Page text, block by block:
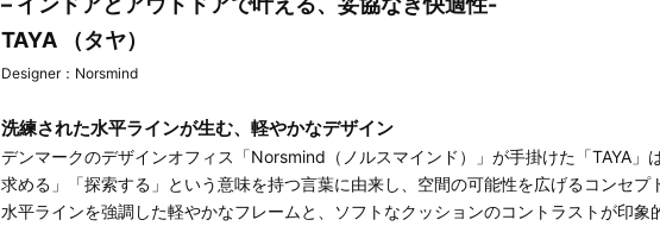
TAYA （タヤ）
Designer：Norsmind
洗練された水平ラインが生む、軽やかなデザイン
デンマークのデザインオフィス「Norsmind（ノルスマインド）」が手掛けた「TAYA」
求める」「探索する」という意味を持つ⾔葉に由来し、空間の可能性を広げるコンセプ
水平ラインを強調した軽やかなフレームと、ソフトなクッションのコントラストが印象